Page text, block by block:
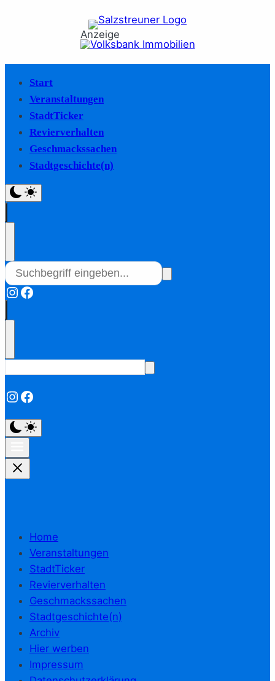
Anzeige
Start
Veranstaltungen
StadtTicker
Revierverhalten
Geschmackssachen
Stadtgeschichte(n)
Instagram
Facebook
Instagram
Facebook
Home
Veranstaltungen
StadtTicker
Revierverhalten
Geschmackssachen
Stadtgeschichte(n)
Archiv
Hier werben
Impressum